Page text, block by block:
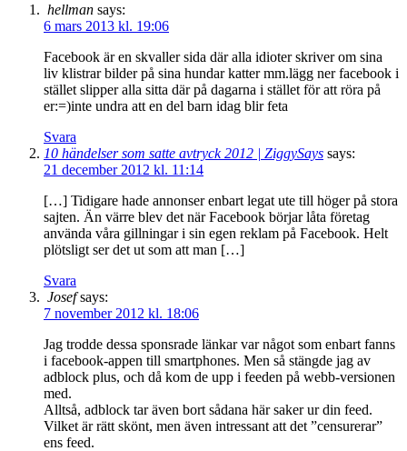
hellman says:
6 mars 2013 kl. 19:06
Facebook är en skvaller sida där alla idioter skriver om sina
liv klistrar bilder på sina hundar katter mm.lägg ner facebook i
stället slipper alla sitta där på dagarna i stället för att röra på
er:=)inte undra att en del barn idag blir feta
Svara
10 händelser som satte avtryck 2012 | ZiggySays says:
21 december 2012 kl. 11:14
[…] Tidigare hade annonser enbart legat ute till höger på stora
sajten. Än värre blev det när Facebook börjar låta företag
använda våra gillningar i sin egen reklam på Facebook. Helt
plötsligt ser det ut som att man […]
Svara
Josef says:
7 november 2012 kl. 18:06
Jag trodde dessa sponsrade länkar var något som enbart fanns
i facebook-appen till smartphones. Men så stängde jag av
adblock plus, och då kom de upp i feeden på webb-versionen
med.
Alltså, adblock tar även bort sådana här saker ur din feed.
Vilket är rätt skönt, men även intressant att det ”censurerar”
ens feed.